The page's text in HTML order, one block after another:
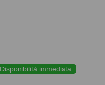
Disponibilità immediata